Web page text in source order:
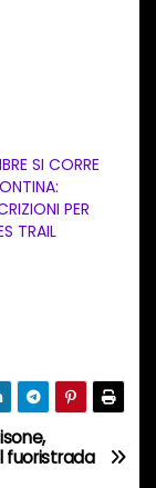
SI CORRE
PER
TRAIL
fuoristrada